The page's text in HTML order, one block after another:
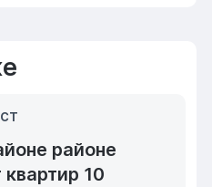
районе
10